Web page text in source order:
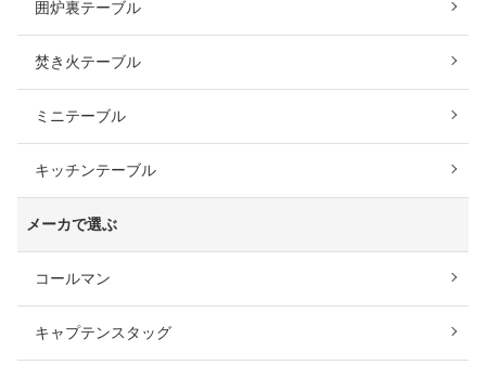
囲炉裏テーブル
焚き火テーブル
ミニテーブル
キッチンテーブル
メーカで選ぶ
コールマン
キャプテンスタッグ